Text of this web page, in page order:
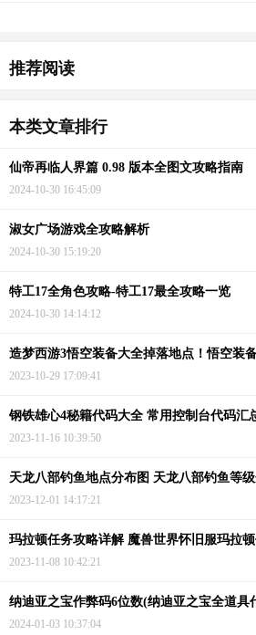
推荐阅读
本类文章排行
仙帝再临人界篇 0.98 版本全图文攻略指南
2024-10-30 16:45:09
淑女广场游戏全攻略解析
2024-10-30 15:19:20
特工17全角色攻略-特工17最全攻略一览
2024-10-30 14:14:12
造梦西游3悟空装备大全掉落地点！悟空装
2023-10-29 17:09:41
钢铁雄心4秘籍代码大全 常用控制台代码汇
2023-11-16 10:39:50
天龙八部钓鱼地点分布图 天龙八部钓鱼等
2023-12-01 14:17:21
玛拉顿任务攻略详解 魔兽世界怀旧服玛拉
2023-11-08 10:42:21
纳迪亚之宝作弊码6位数(纳迪亚之宝全道具
2024-01-03 10:37:04